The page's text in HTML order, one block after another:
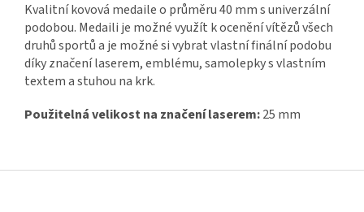
Kvalitní kovová medaile o průměru 40 mm s univerzální
podobou. Medaili je možné využít k ocenění vítězů všech
druhů sportů a je možné si vybrat vlastní finální podobu
díky značení laserem, emblému, samolepky s vlastním
textem a stuhou na krk.
Použitelná velikost na značení laserem:25 mm